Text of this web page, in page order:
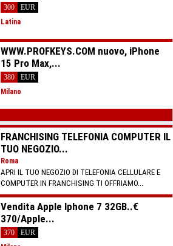
300
EUR
Latina
WWW.PROFKEYS.COM nuovo, iPhone
15 Pro Max,...
380
EUR
Milano
FRANCHISING TELEFONIA COMPUTER IL
TUO NEGOZIO...
Roma
APRI IL TUO NEGOZIO DI TELEFONIA CELLULARE E
COMPUTER IN FRANCHISING TI OFFRIAMO...
Vendita Apple Iphone 7 32GB..€
370/Apple...
370
EUR